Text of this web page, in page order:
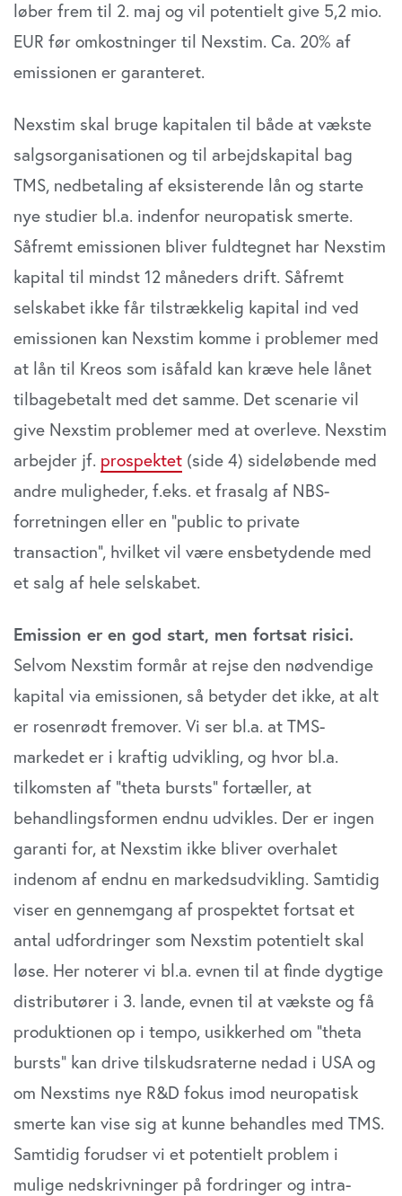
løber frem til 2. maj og vil potentielt give 5,2 mio.
EUR før omkostninger til Nexstim. Ca. 20% af
emissionen er garanteret.
Nexstim skal bruge kapitalen til både at vækste
salgsorganisationen og til arbejdskapital bag
TMS, nedbetaling af eksisterende lån og starte
nye studier bl.a. indenfor neuropatisk smerte.
Såfremt emissionen bliver fuldtegnet har Nexstim
kapital til mindst 12 måneders drift. Såfremt
selskabet ikke får tilstrækkelig kapital ind ved
emissionen kan Nexstim komme i problemer med
at lån til Kreos som isåfald kan kræve hele lånet
tilbagebetalt med det samme. Det scenarie vil
give Nexstim problemer med at overleve. Nexstim
arbejder jf. prospektet (side 4) sideløbende med
andre muligheder, f.eks. et frasalg af NBS-
forretningen eller en ”public to private
transaction”, hvilket vil være ensbetydende med
et salg af hele selskabet.
Emission er en god start, men fortsat risici.
Selvom Nexstim formår at rejse den nødvendige
kapital via emissionen, så betyder det ikke, at alt
er rosenrødt fremover. Vi ser bl.a. at TMS-
markedet er i kraftig udvikling, og hvor bl.a.
tilkomsten af ”theta bursts” fortæller, at
behandlingsformen endnu udvikles. Der er ingen
garanti for, at Nexstim ikke bliver overhalet
indenom af endnu en markedsudvikling. Samtidig
viser en gennemgang af prospektet fortsat et
antal udfordringer som Nexstim potentielt skal
løse. Her noterer vi bl.a. evnen til at finde dygtige
distributører i 3. lande, evnen til at vækste og få
produktionen op i tempo, usikkerhed om ”theta
bursts” kan drive tilskudsraterne nedad i USA og
om Nexstims nye R&D fokus imod neuropatisk
smerte kan vise sig at kunne behandles med TMS.
Samtidig forudser vi et potentielt problem i
mulige nedskrivninger på fordringer og intra-